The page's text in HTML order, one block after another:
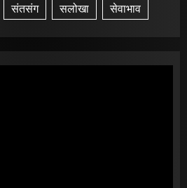
संतसंग सलोखा सेवाभाव